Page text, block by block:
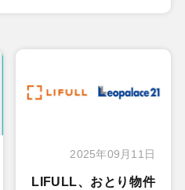
2025年09月11日
LIFULL、おとり物件